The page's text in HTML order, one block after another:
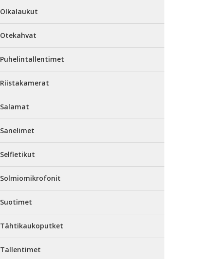
Olkalaukut
Otekahvat
Puhelintallentimet
Riistakamerat
Salamat
Sanelimet
Selfietikut
Solmiomikrofonit
Suotimet
Tähtikaukoputket
Tallentimet